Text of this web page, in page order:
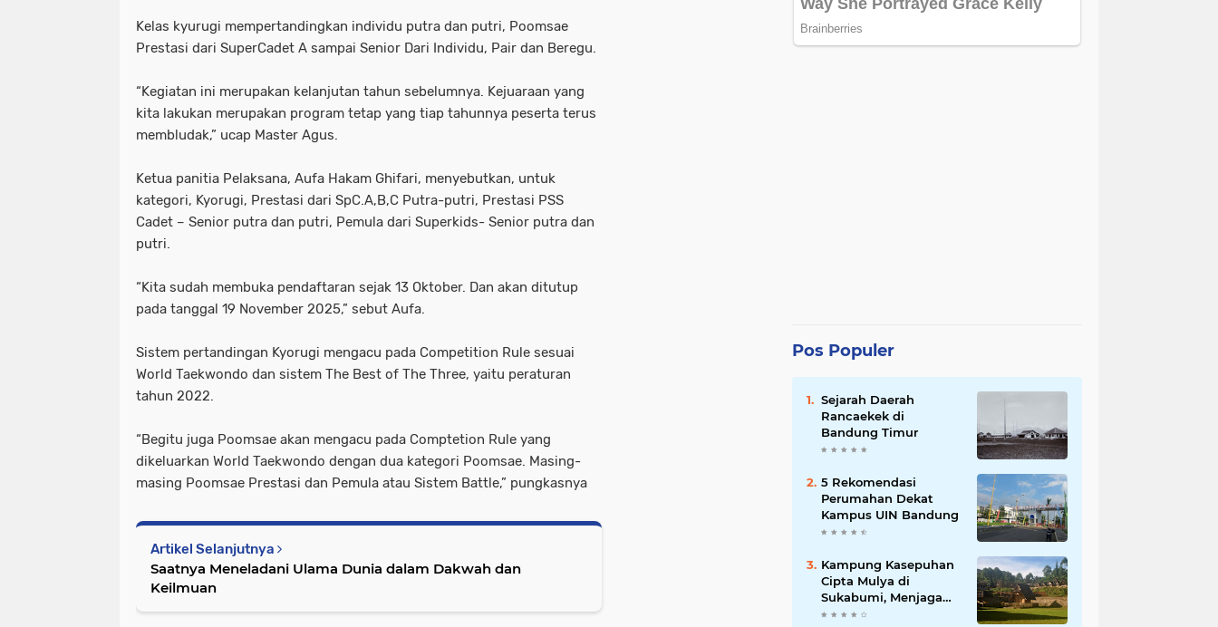
Kelas kyurugi mempertandingkan individu putra dan putri, Poomsae
Prestasi dari SuperCadet A sampai Senior Dari Individu, Pair dan Beregu.
“Kegiatan ini merupakan kelanjutan tahun sebelumnya. Kejuaraan yang
kita lakukan merupakan program tetap yang tiap tahunnya peserta terus
membludak,” ucap Master Agus.
Ketua panitia Pelaksana, Aufa Hakam Ghifari, menyebutkan, untuk
kategori, Kyorugi, Prestasi dari SpC.A,B,C Putra-putri, Prestasi PSS
Cadet – Senior putra dan putri, Pemula dari Superkids- Senior putra dan
putri.
“Kita sudah membuka pendaftaran sejak 13 Oktober. Dan akan ditutup
pada tanggal 19 November 2025,” sebut Aufa.
Sistem pertandingan Kyorugi mengacu pada Competition Rule sesuai
World Taekwondo dan sistem The Best of The Three, yaitu peraturan
tahun 2022.
“Begitu juga Poomsae akan mengacu pada Comptetion Rule yang
dikeluarkan World Taekwondo dengan dua kategori Poomsae. Masing-
masing Poomsae Prestasi dan Pemula atau Sistem Battle,” pungkasnya
Artikel Selanjutnya
Saatnya Meneladani Ulama Dunia dalam Dakwah dan
Keilmuan
Pos Populer
Sejarah Daerah
Rancaekek di
Bandung Timur
5 Rekomendasi
Perumahan Dekat
Kampus UIN Bandung
Kampung Kasepuhan
Cipta Mulya di
Sukabumi, Menjaga
Alam dengan Tradisi